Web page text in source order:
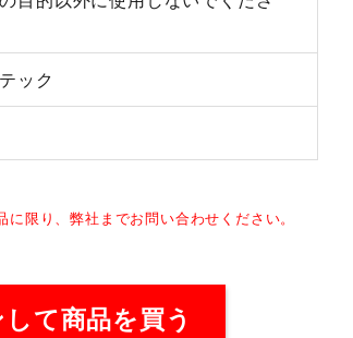
ック
限り、弊社までお問い合わせください。
て商品を買う